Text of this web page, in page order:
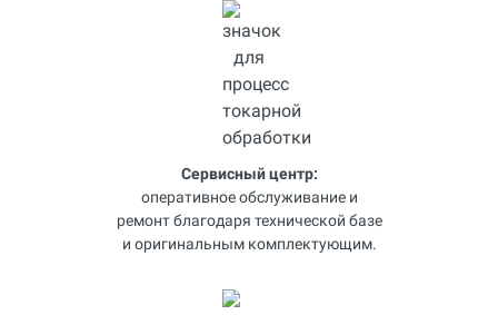
Сервисный центр:
оперативное обслуживание и
ремонт благодаря технической базе
и оригинальным комплектующим.